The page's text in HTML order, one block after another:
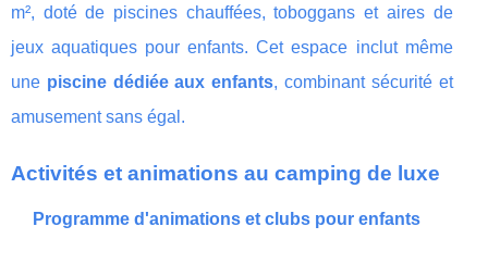
m², doté de piscines chauffées, toboggans et aires de
jeux aquatiques pour enfants. Cet espace inclut même
une piscine dédiée aux enfants, combinant sécurité et
amusement sans égal.
Activités et animations au camping de luxe
Programme d'animations et clubs pour enfants